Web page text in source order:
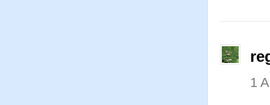
1